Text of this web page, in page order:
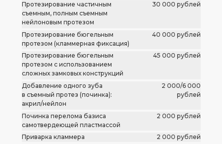
Протезирование частичным
съемным, полным съемным
нейлоновым протезом
30 000 рублей
Протезирование бюгельным
протезом с использованием
сложных замковых конструкций
45 000 рублей
Добавление одного зуба
в съемный протез (починка):
акрил/нейлон
2 000/6 000
рублей
Протезирование бюгельным
протезом (кламмерная фиксация)
40 000 рублей
Починка перелома базиса
самотвердеющей пластмассой
2 000 рублей
Приварка кламмера 2 000 рублей